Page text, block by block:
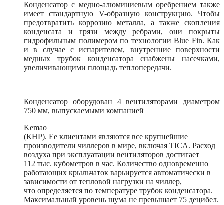
Конденсатор с медно-алюминиевым оребрением также
имеет стандартную V-образную конструкцию. Чтобы
предотвратить коррозию металла, а также скопления
конденсата и грязи между ребрами, они покрыты
гидрофильным полимером по технологии Blue Fin. Как
и в случае с испарителем, внутренние поверхности
медных трубок конденсатора снабжены насечками,
увеличивающими площадь теплопередачи.
Конденсатор оборудован 4 вентиляторами диаметром
750 мм, выпускаемыми компанией
Kemao
(КНР). Ее клиентами являются все крупнейшие
производители чиллеров в мире, включая TICA. Расход
воздуха при эксплуатации вентиляторов достигает
112 тыс. кубометров в час. Количество одновременно
работающих крыльчаток варьируется автоматически в
зависимости от тепловой нагрузки на чиллер,
что определяется по температуре трубок конденсатора.
Максимальный уровень шума не превышает 75 децибел.